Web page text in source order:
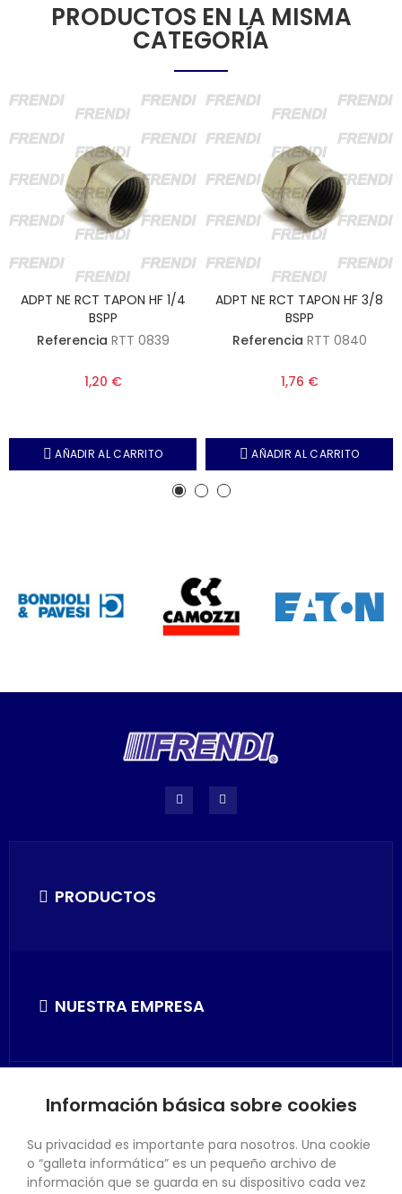
PRODUCTOS EN LA MISMA
CATEGORÍA
ADPT NE RCT TAPON HF 1/4
BSPP
Referencia RTT 0839
1,20 €
AÑADIR AL CARRITO
ADPT NE RCT TAPON HF 3/8
BSPP
Referencia RTT 0840
1,76 €
AÑADIR AL CARRITO
PRODUCTOS
NUESTRA EMPRESA
SU CUENTA
Información básica sobre cookies
Su privacidad es importante para nosotros. Una cookie
o “galleta informática” es un pequeño archivo de
información que se guarda en su dispositivo cada vez